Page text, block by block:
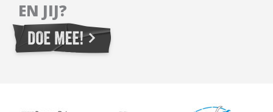
EN JIJ?